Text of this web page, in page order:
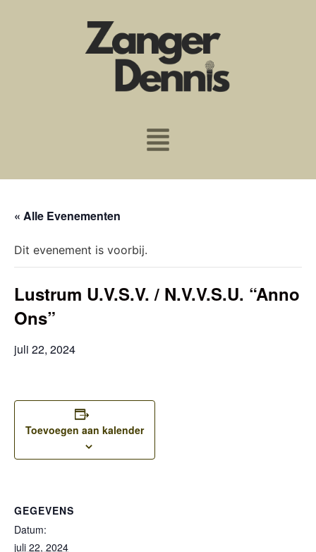
« Alle Evenementen
Dit evenement is voorbij.
Lustrum U.V.S.V. / N.V.V.S.U. “Anno
Ons”
juli 22, 2024
Toevoegen aan kalender
GEGEVENS
Datum:
juli 22, 2024